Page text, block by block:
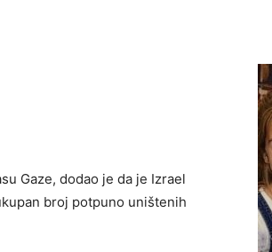
Gaze, dodao je da je Izrael
broj potpuno uništenih